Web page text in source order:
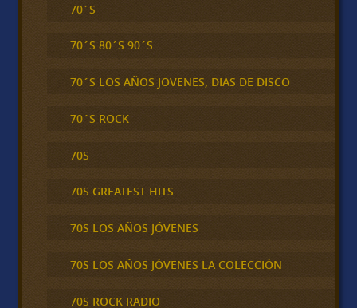
70´S
70´S 80´S 90´S
70´S LOS AÑOS JOVENES, DIAS DE DISCO
70´S ROCK
70S
70S GREATEST HITS
70S LOS AÑOS JÓVENES
70S LOS AÑOS JÓVENES LA COLECCIÓN
70S ROCK RADIO